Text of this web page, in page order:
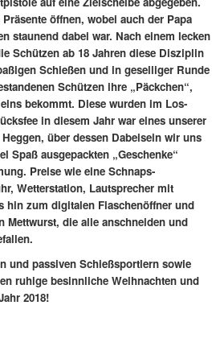
öffnen, wobei auch der Papa
staunend dabei war. Nach einem lecken
Schützen ab 18 Jahren diese Disziplin
Schießen und in geselliger Runde
Schützen ihre „Päckchen“,
bekommt. Diese wurden im Los-
in diesem Jahr war eines unserer
über dessen Dabeisein wir uns
Spaß ausgepackten „Geschenke“
Preise wie eine Schnaps-
Wetterstation, Lautsprecher mit
hin zum digitalen Flaschenöffner und
Mettwurst, die alle anschneiden und
und passiven Schießsportlern sowie
ruhige besinnliche Weihnachten und
2018!